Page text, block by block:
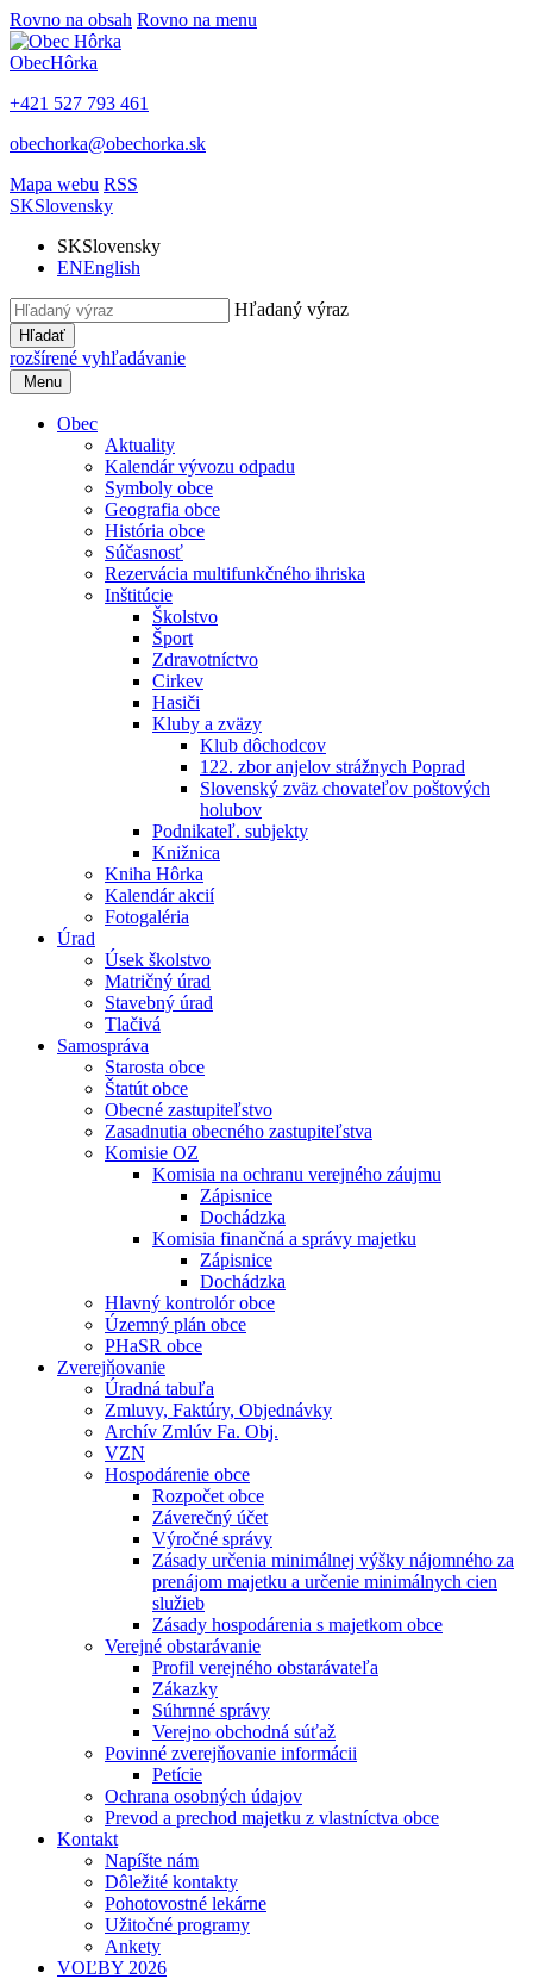
Rovno na obsah Rovno na menu
ObecHôrka
+421 527 793 461
obechorka@obechorka.sk
Mapa webu RSS
SKSlovensky
SKSlovensky
ENEnglish
Hľadaný výraz
Hľadať
rozšírené vyhľadávanie
Menu
Obec
Aktuality
Kalendár vývozu odpadu
Symboly obce
Geografia obce
História obce
Súčasnosť
Rezervácia multifunkčného ihriska
Inštitúcie
Školstvo
Šport
Zdravotníctvo
Cirkev
Hasiči
Kluby a zväzy
Klub dôchodcov
122. zbor anjelov strážnych Poprad
Slovenský zväz chovateľov poštových
holubov
Podnikateľ. subjekty
Knižnica
Kniha Hôrka
Kalendár akcií
Fotogaléria
Úrad
Úsek školstvo
Matričný úrad
Stavebný úrad
Tlačivá
Samospráva
Starosta obce
Štatút obce
Obecné zastupiteľstvo
Zasadnutia obecného zastupiteľstva
Komisie OZ
Komisia na ochranu verejného záujmu
Zápisnice
Dochádzka
Komisia finančná a správy majetku
Zápisnice
Dochádzka
Hlavný kontrolór obce
Územný plán obce
PHaSR obce
Zverejňovanie
Úradná tabuľa
Zmluvy, Faktúry, Objednávky
Archív Zmlúv Fa. Obj.
VZN
Hospodárenie obce
Rozpočet obce
Záverečný účet
Výročné správy
Zásady určenia minimálnej výšky nájomného za
prenájom majetku a určenie minimálnych cien
služieb
Zásady hospodárenia s majetkom obce
Verejné obstarávanie
Profil verejného obstarávateľa
Zákazky
Súhrnné správy
Verejno obchodná súťaž
Povinné zverejňovanie informácii
Petície
Ochrana osobných údajov
Prevod a prechod majetku z vlastníctva obce
Kontakt
Napíšte nám
Dôležité kontakty
Pohotovostné lekárne
Užitočné programy
Ankety
VOĽBY 2026